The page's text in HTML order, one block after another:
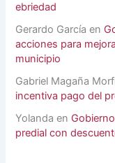
ebriedad
Gerardo García en
acciones para
municipio
Gabriel Magaña
incentiva pago del
Yolanda en
predial con